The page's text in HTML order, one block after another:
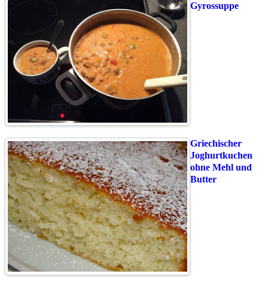
Gyrossuppe
Griechischer
Joghurtkuchen
ohne Mehl und
Butter